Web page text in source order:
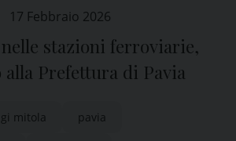
17 Febbraio 2026
stazioni ferroviarie,
Prefettura di Pavia
mitola pavia